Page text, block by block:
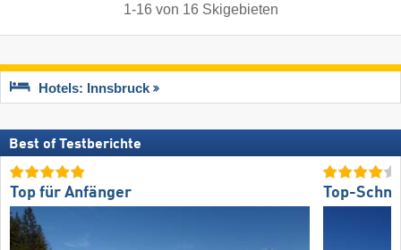
1-16 von 16 Skigebieten
Hotels: Innsbruck
Best of Testberichte
Top für Anfänger Top-